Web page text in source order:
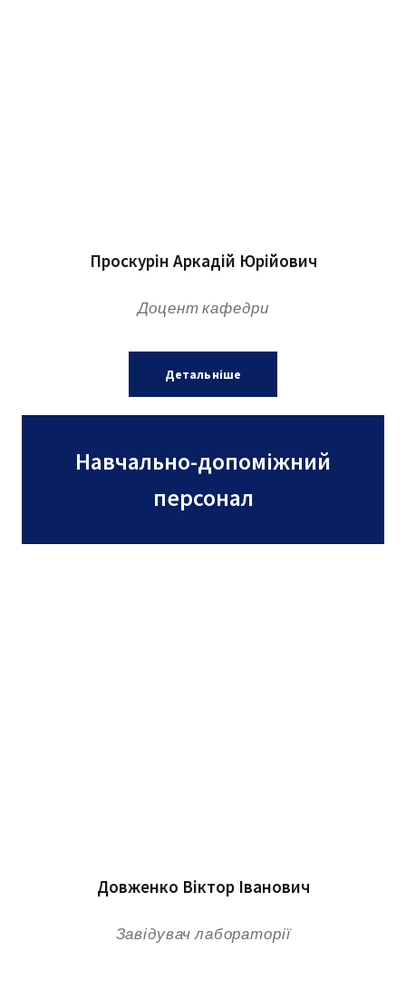
Проскурін Аркадій Юрійович
Доцент кафедри
Детальніше
Навчально-допоміжний
персонал
Довженко Віктор Іванович
Завідувач лабораторії